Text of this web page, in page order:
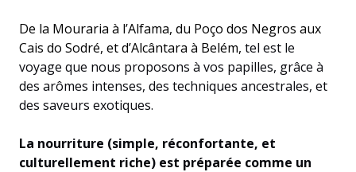
De la Mouraria à l’Alfama, du Poço dos Negros aux
Cais do Sodré, et d’Alcântara à Belém, tel est le
voyage que nous proposons à vos papilles, grâce à
des arômes intenses, des techniques ancestrales, et
des saveurs exotiques.
La nourriture (simple, réconfortante, et
culturellement riche) est préparée comme un